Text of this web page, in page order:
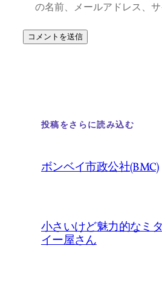
の名前、メールアドレス、サ
投稿をさらに読み込む
ボンベイ市政公社(BMC)
小さいけど魅力的なミ
イー屋さん